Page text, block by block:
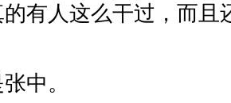
有人这么干过，而且
中。